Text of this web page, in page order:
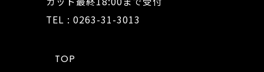
TEL : 0263-31-3013
TOP